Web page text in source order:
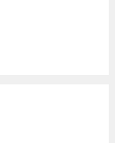
y ¡no podréis
vuestra